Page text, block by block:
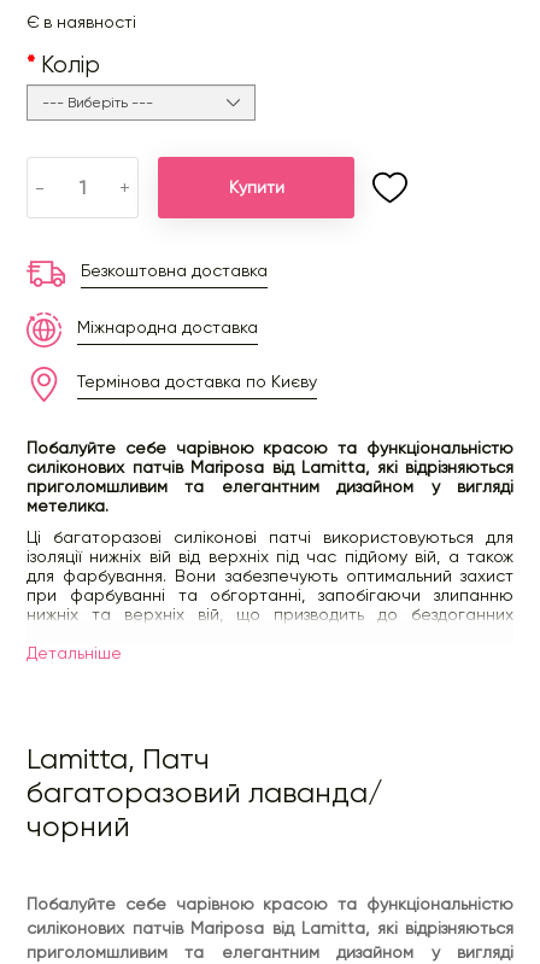
Є в наявності
Колір
- + Купити
Безкоштовна доставка
Міжнародна доставка
Термінова доставка по Києву
Побалуйте себе чарівною красою та функціональністю
силіконових патчів Mariposa від Lamitta, які відрізняються
приголомшливим та елегантним дизайном у вигляді
метелика.
Ці багаторазові силіконові патчі використовуються для
ізоляції нижніх вій від верхніх під час підйому вій, а також
для фарбування. Вони забезпечують оптимальний захист
при фарбуванні та обгортанні, запобігаючи злипанню
нижніх та верхніх вій, що призводить до бездоганних
Завдяки оптимальній адгезії патч можна легко нанести на
клієнтів упродовж усього періоду лікування.
Вибирайте з вишуканого асортименту чорних та
лавандових кольорів, щоб покращити естетику вашої
роботи.
необхідні для досягнення ідеальних результатів підйому та
фарбування.
Розмір:1 пара
Детальнiше
Lamitta, Патч
багаторазовий лаванда/
чорний
Побалуйте себе чарівною красою та функціональністю
силіконових патчів Mariposa від Lamitta, які відрізняються
приголомшливим та елегантним дизайном у вигляді